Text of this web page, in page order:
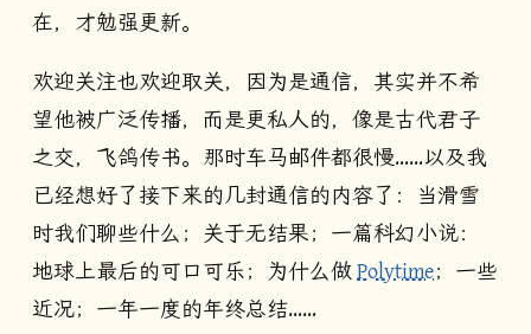
在，才勉强更新。
欢迎关注也欢迎取关，因为是通信，其实并不希
望他被广泛传播，而是更私人的，像是古代君子
之交，飞鸽传书。那时车马邮件都很慢……以及我
已经想好了接下来的几封通信的内容了：当滑雪
时我们聊些什么；关于无结果；一篇科幻小说：
地球上最后的可口可乐；为什么做Polytime；一些
近况；一年一度的年终总结……